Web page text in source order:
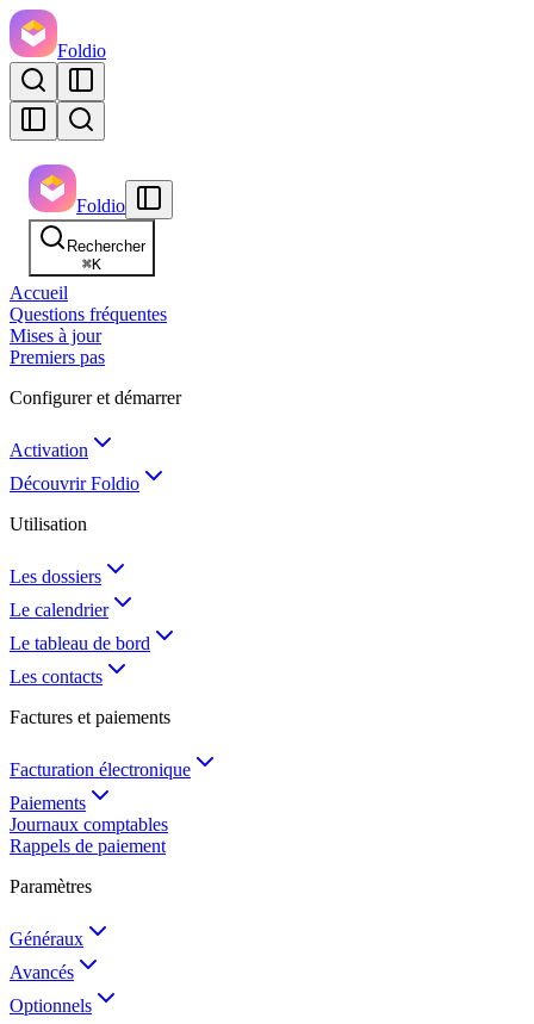
Foldio
Foldio
Rechercher
⌘K
Accueil
Questions fréquentes
Mises à jour
Premiers pas
Configurer et démarrer
Activation
Découvrir Foldio
Utilisation
Les dossiers
Le calendrier
Le tableau de bord
Les contacts
Factures et paiements
Facturation électronique
Paiements
Journaux comptables
Rappels de paiement
Paramètres
Généraux
Avancés
Optionnels